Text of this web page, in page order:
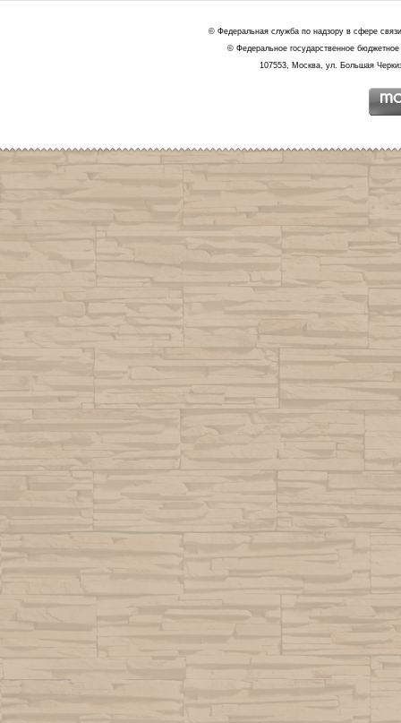
© Федеральная служба по надзору в сфере
© Федеральное государственное
107553, Москва, ул. Большая